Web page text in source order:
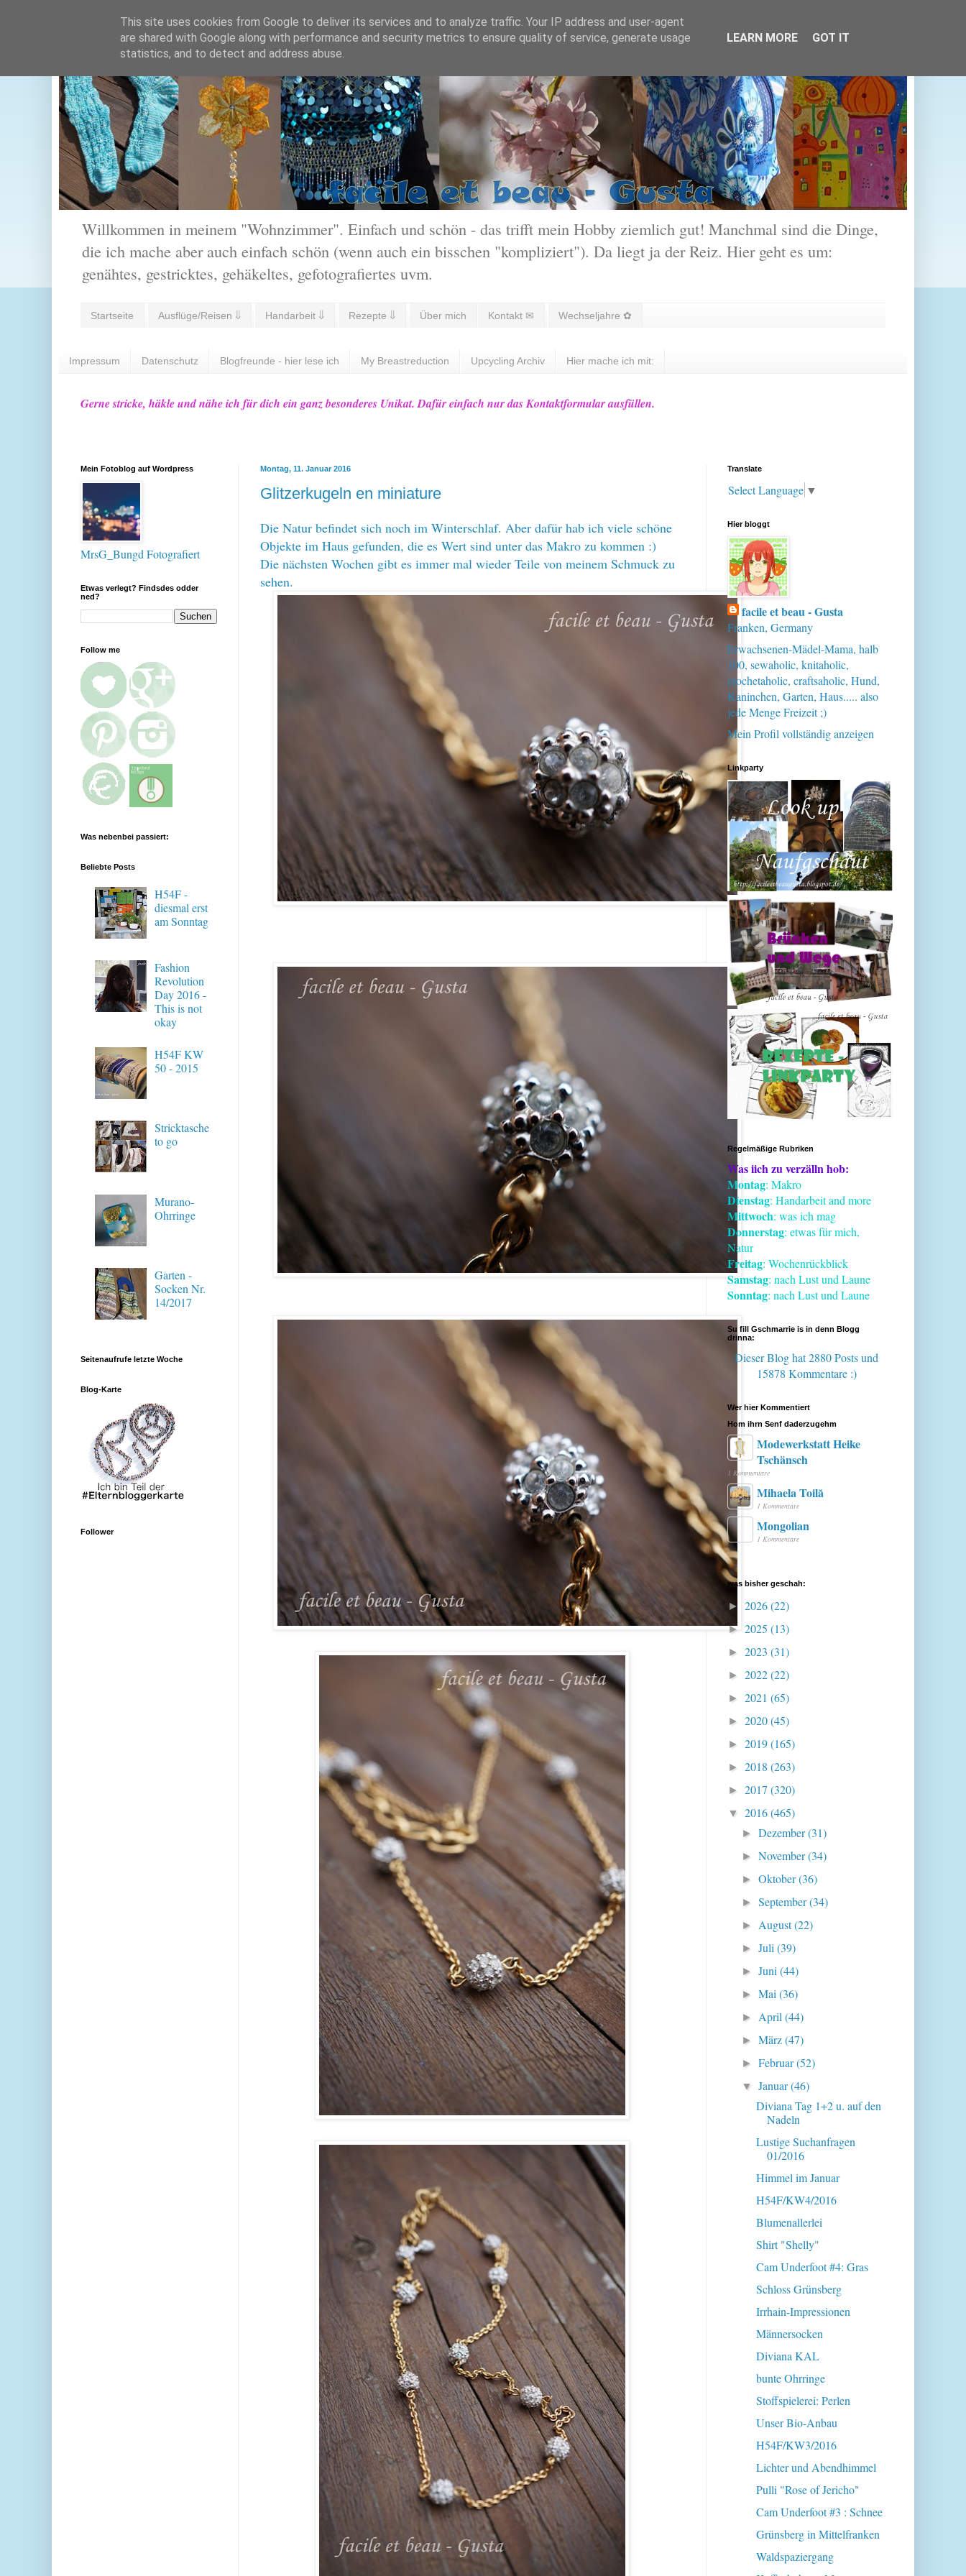
Willkommen in meinem "Wohnzimmer". Einfach und schön - das trifft mein Hobby ziemlich gut! Manchmal sind die Dinge,
die ich mache aber auch einfach schön (wenn auch ein bisschen "kompliziert"). Da liegt ja der Reiz. Hier geht es um:
genähtes, gestricktes, gehäkeltes, gefotografiertes uvm.
Startseite Ausflüge/Reisen ⇓ Handarbeit ⇓ Rezepte ⇓ Über mich Kontakt ✉ Wechseljahre ✿
Impressum Datenschutz Blogfreunde - hier lese ich My Breastreduction Upcycling Archiv Hier mache ich mit:
Gerne stricke, häkle und nähe ich für dich ein ganz besonderes Unikat. Dafür einfach nur das Kontaktformular ausfüllen.
Montag, 11. Januar 2016
Glitzerkugeln en miniature
Die Natur befindet sich noch im Winterschlaf. Aber dafür hab ich viele schöne
Objekte im Haus gefunden, die es Wert sind unter das Makro zu kommen :)
Die nächsten Wochen gibt es immer mal wieder Teile von meinem Schmuck zu
sehen.
Mein Fotoblog auf Wordpress
MrsG_Bungd Fotografiert
Etwas verlegt? Findsdes odder
ned?
Follow me
Was nebenbei passiert:
Beliebte Posts
H54F -
diesmal erst
am Sonntag
Fashion
Revolution
Day 2016 -
This is not
okay
H54F KW
50 - 2015
Stricktasche
to go
Murano-
Ohrringe
Garten -
Socken Nr.
14/2017
Seitenaufrufe letzte Woche
Blog-Karte
Follower
Translate
Select Language ▼
Hier bloggt
facile et beau - Gusta
Franken, Germany
Erwachsenen-Mädel-Mama, halb
100, sewaholic, knitaholic,
crochetaholic, craftsaholic, Hund,
Kaninchen, Garten, Haus..... also
jede Menge Freizeit ;)
Mein Profil vollständig anzeigen
Linkparty
Regelmäßige Rubriken
Was iich zu verzälln hob:
Montag: Makro
Dienstag: Handarbeit and more
Mittwoch: was ich mag
Donnerstag: etwas für mich,
Natur
Freitag: Wochenrückblick
Samstag: nach Lust und Laune
Sonntag: nach Lust und Laune
Su fill Gschmarrie is in denn Blogg
drinna:
Dieser Blog hat 2880 Postsund
15878 Kommentare :)
Wer hier Kommentiert
Hom ihrn Senf daderzugehm
Modewerkstatt Heike
Tschänsch
1 Kommentare
Mihaela Toilă
1 Kommentare
Mongolian
1 Kommentare
was bisher geschah:
► 2026(22)
► 2025 (13)
► 2023 (31)
► 2022(22)
► 2021 (65)
► 2020(45)
► 2019(165)
► 2018 (263)
► 2017 (320)
▼ 2016(465)
►Dezember(31)
►November(34)
►Oktober(36)
►September(34)
► August(22)
►Juli(39)
►Juni(44)
►Mai(36)
► April(44)
►März(47)
►Februar(52)
▼Januar(46)
Diviana Tag 1+2 u. auf den
Nadeln
Lustige Suchanfragen
01/2016
Himmel im Januar
H54F/KW4/2016
Blumenallerlei
Shirt "Shelly"
Cam Underfoot #4: Gras
Schloss Grünsberg
Irrhain-Impressionen
Männersocken
Diviana KAL
bunte Ohrringe
Stoffspielerei: Perlen
Unser Bio-Anbau
H54F/KW3/2016
Lichter und Abendhimmel
Pulli "Rose of Jericho"
Cam Underfoot #3 : Schnee
Grünsberg in Mittelfranken
Waldspaziergang
This site uses cookies from Google to deliver its services and to analyze traffic. Your IP address and user-agent
are shared with Google along with performance and security metrics to ensure quality of service, generate usage
statistics, and to detect and address abuse.
LEARN MORE GOT IT